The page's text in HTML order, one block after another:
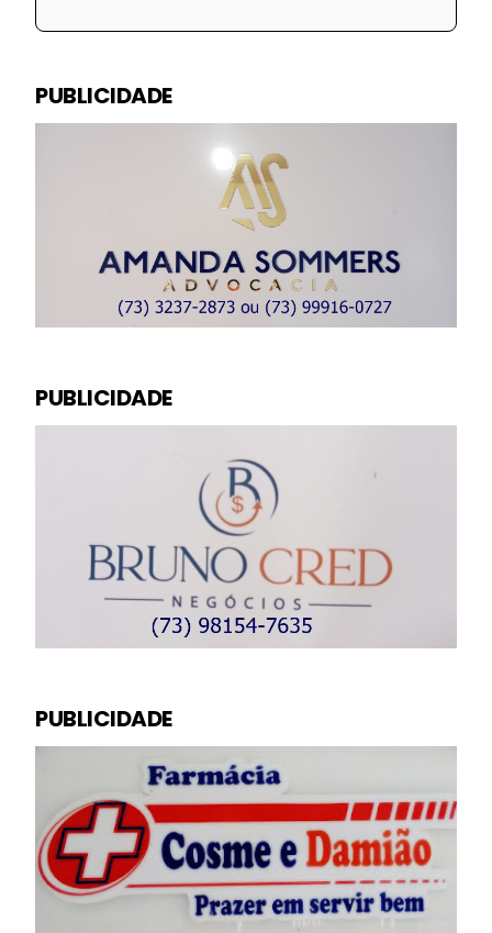
PUBLICIDADE
PUBLICIDADE
PUBLICIDADE